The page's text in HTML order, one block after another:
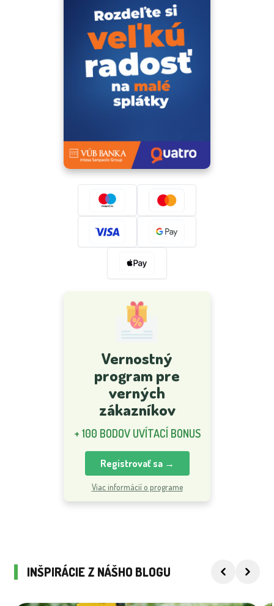
Vernostný
program pre
verných
zákazníkov
+ 100 BODOV UVÍTACÍ BONUS
Registrovať sa →
Viac informácií o programe
INŠPIRÁCIE Z NÁŠHO BLOGU